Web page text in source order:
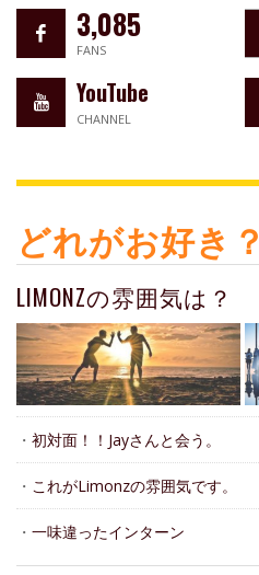
3,085
FANS
YouTube
CHANNEL
どれがお好き？
LIMONZの雰囲気は？
・ 初対面！！Jayさんと会う。
・ これがLimonzの雰囲気です。
・ 一味違ったインターン